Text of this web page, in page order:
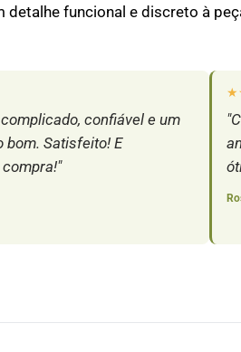
funcional e discreto à
confiável e um
bom. Satisfeito! E